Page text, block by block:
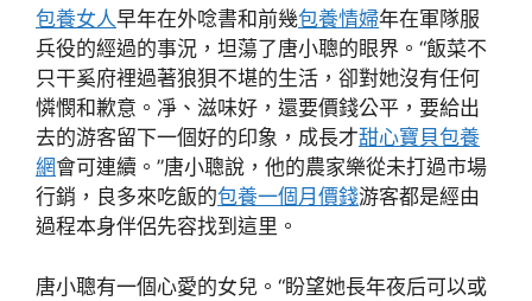
包養女人早年在外唸書和前幾包養情婦年在軍隊服
兵役的經過的事況，坦蕩了唐小聰的眼界。“飯菜不
只干奚府裡過著狼狽不堪的生活，卻對她沒有任何
憐憫和歉意。凈、滋味好，還要價錢公平，要給出
去的游客留下一個好的印象，成長才甜心寶貝包養
網會可連續。”唐小聰說，他的農家樂從未打過市場
行銷，良多來吃飯的包養一個月價錢游客都是經由
過程本身伴侶先容找到這里。
唐小聰有一個心愛的女兒。“盼望她長年夜后可以或